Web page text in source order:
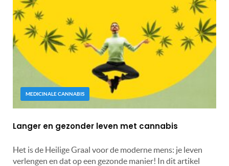
MEDICINALE CANNABIS
Langer en gezonder leven met cannabis
Het is de Heilige Graal voor de moderne mens: je leven
verlengen en dat op een gezonde manier! In dit artikel